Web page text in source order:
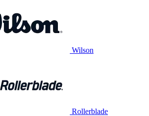
Wilson
Rollerblade